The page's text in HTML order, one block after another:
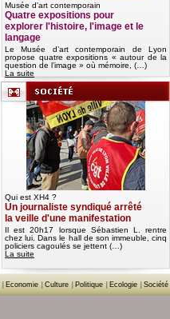
Musée d'art contemporain
Quatre expositions pour
explorer l'histoire, l'image et le
langage
Le Musée d’art contemporain de Lyon
propose quatre expositions « autour de la
question de l’image » où mémoire, (…)
La suite
Qui est XH4 ?
Un journaliste syndiqué arrêté
la veille d'une manifestation
Il est 20h17 lorsque Sébastien L. rentre
chez lui. Dans le hall de son immeuble, cinq
policiers cagoulés se jettent (…)
La suite
Economie Culture Politique Ecologie Société